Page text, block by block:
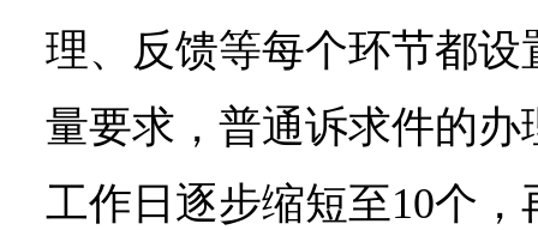
理、反馈等每个环节都
量要求，普通诉求件的办
工作日逐步缩短至10个